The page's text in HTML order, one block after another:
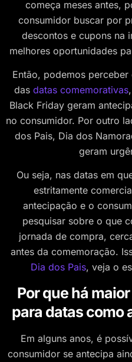
começa meses antes,
consumidor buscar por
descontos e cupons na
melhores oportunidades
Então, podemos
das datas comemorativas
Black Friday geram
no consumidor. Por outro
dos Pais, Dia dos
geram
Ou seja, nas datas em
estritamente
antecipação e o
pesquisar sobre o que
jornada de compra,
antes da comemoração.
Dia dos Pais, veja o
Por que há
para datas como
Em alguns anos, é
consumidor se antecipa